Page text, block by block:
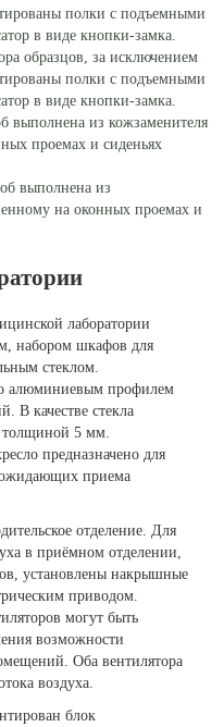
образцов, за исключением
полки с подъемными
в виде кнопки-замка.
выполнена из
на оконных проемах и
лаборатории
набором шкафов для
стеклом.
алюминиевым профилем
В качестве стекла
толщиной 5 мм.
предназначено для
ожидающих приема
отделение. Для
в приёмном отделении,
установлены накрышные
приводом.
могут быть
возможности
Оба вентилятора
воздуха.
блок